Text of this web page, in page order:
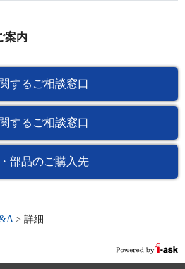
案内
するご相談窓口
するご相談窓口
部品のご購入先
> 詳細